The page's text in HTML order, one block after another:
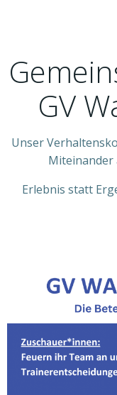
GV
Unser
Miteinander
Erlebnis statt